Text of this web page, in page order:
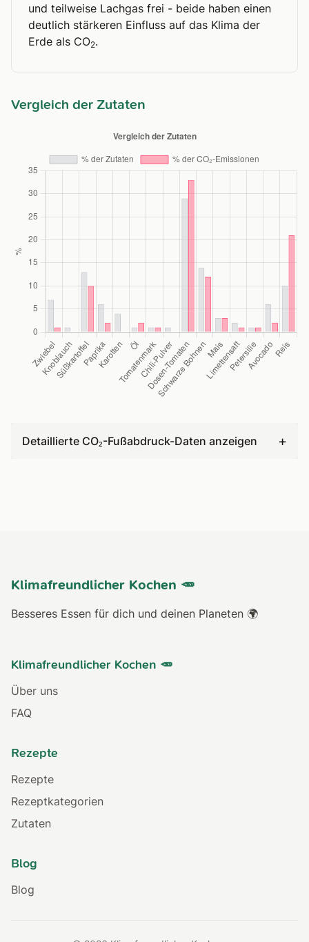
und teilweise Lachgas frei - beide haben einen
deutlich stärkeren Einfluss auf das Klima der
Erde als CO2.
Vergleich der Zutaten
Detaillierte CO₂-Fußabdruck-Daten anzeigen +
Klimafreundlicher Kochen 🥕
Besseres Essen für dich und deinen Planeten 🌍
Klimafreundlicher Kochen 🥕
Über uns
FAQ
Rezepte
Rezepte
Rezeptkategorien
Zutaten
Blog
Blog